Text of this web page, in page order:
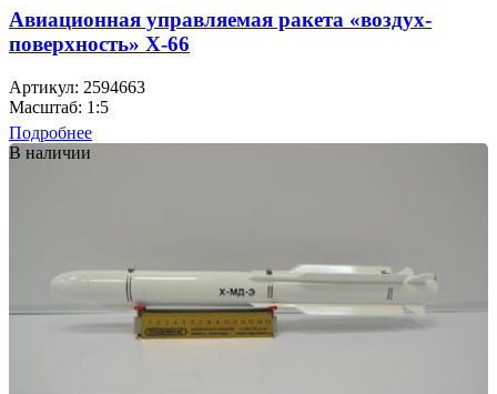
Авиационная управляемая ракета «воздух-
поверхность» Х-66
Артикул: 2594663
Масштаб: 1:5
Подробнее
В наличии